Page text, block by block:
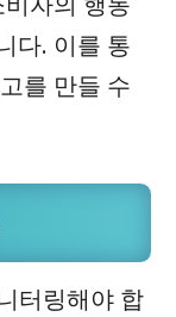
다. 이를 통
를 만들 수
터링해야 합